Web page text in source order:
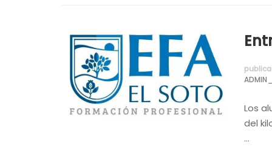
Los
del
…